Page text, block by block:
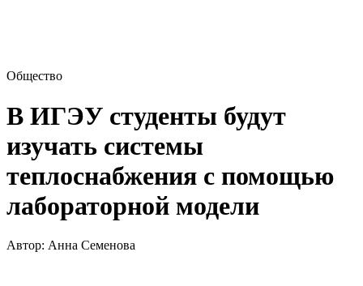
Общество
В ИГЭУ студенты будут
изучать системы
теплоснабжения с помощью
лабораторной модели
Автор: Анна Семенова